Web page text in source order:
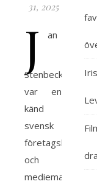
31, 2025
J an
Stenbeck
var en
känd
svensk
företagsledare
och
mediemagnat.